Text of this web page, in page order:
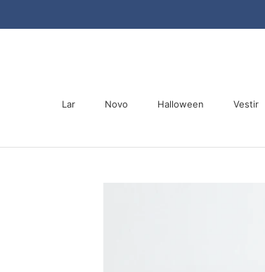
Lar Novo Halloween Vestir